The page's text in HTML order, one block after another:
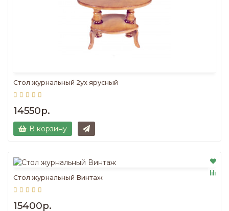
Стол журнальный 2ух ярусный
14550р.
В корзину
Стол журнальный Винтаж
15400р.